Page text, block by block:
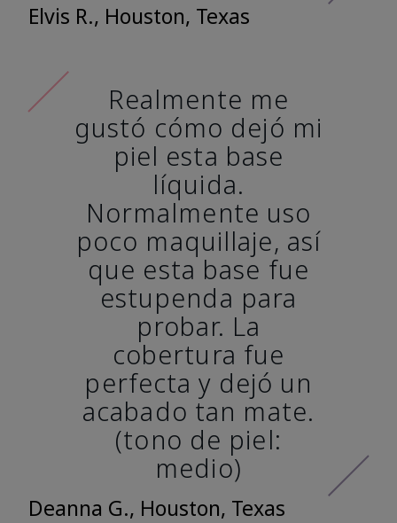
Elvis R., Houston, Texas
Realmente me
gustó cómo dejó mi
piel esta base
líquida.
Normalmente uso
poco maquillaje, así
que esta base fue
estupenda para
probar. La
cobertura fue
perfecta y dejó un
acabado tan mate.
(tono de piel:
medio)
Deanna G., Houston, Texas